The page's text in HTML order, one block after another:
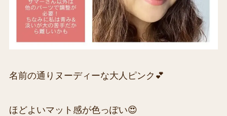
名前の通りヌーディーな大人ピンク💕
ほどよいマット感が色っぽい😍